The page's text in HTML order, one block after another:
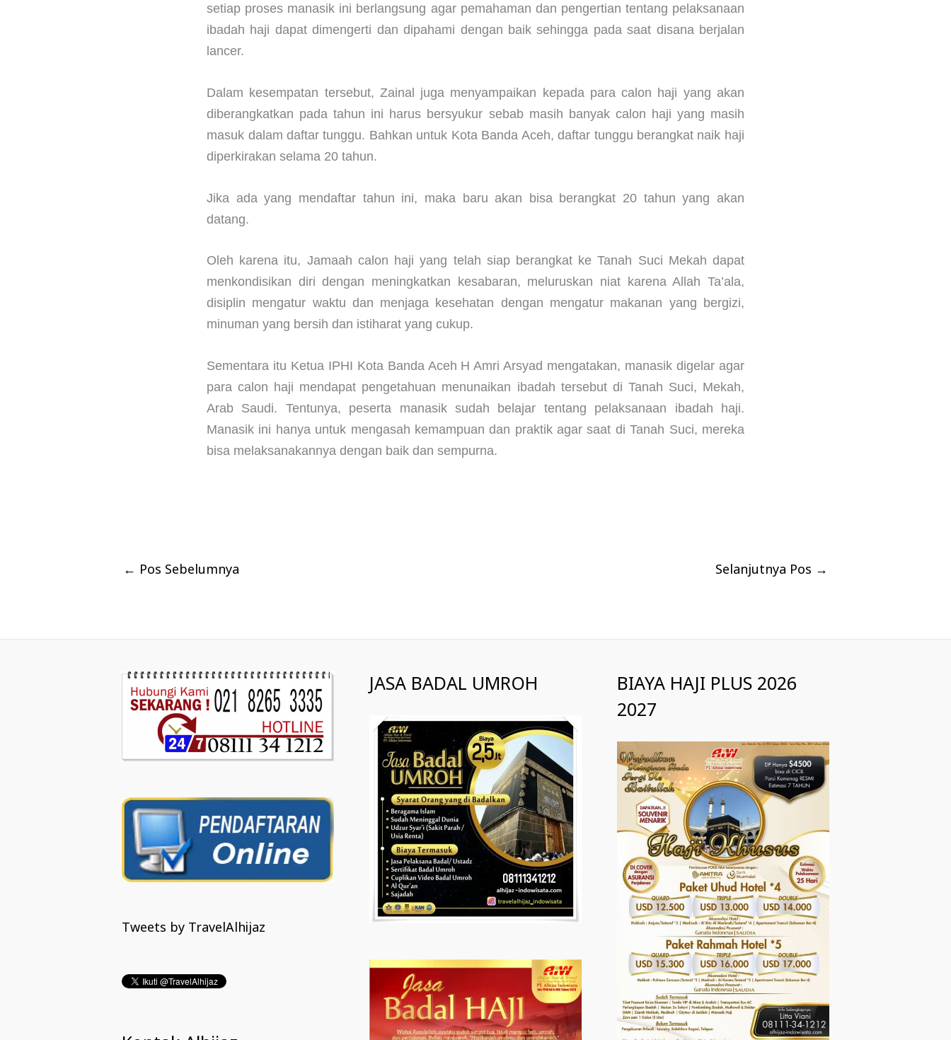
setiap proses manasik ini berlangsung agar pemahaman dan pengertian tentang pelaksanaan
ibadah haji dapat dimengerti dan dipahami dengan baik sehingga pada saat disana berjalan
lancer.
Dalam kesempatan tersebut, Zainal juga menyampaikan kepada para calon haji yang akan
diberangkatkan pada tahun ini harus bersyukur sebab masih banyak calon haji yang masih
masuk dalam daftar tunggu. Bahkan untuk Kota Banda Aceh, daftar tunggu berangkat naik haji
diperkirakan selama 20 tahun.
Jika ada yang mendaftar tahun ini, maka baru akan bisa berangkat 20 tahun yang akan
datang.
Oleh karena itu, Jamaah calon haji yang telah siap berangkat ke Tanah Suci Mekah dapat
menkondisikan diri dengan meningkatkan kesabaran, meluruskan niat karena Allah Ta’ala,
disiplin mengatur waktu dan menjaga kesehatan dengan mengatur makanan yang bergizi,
minuman yang bersih dan istiharat yang cukup.
Sementara itu Ketua IPHI Kota Banda Aceh H Amri Arsyad mengatakan, manasik digelar agar
para calon haji mendapat pengetahuan menunaikan ibadah tersebut di Tanah Suci, Mekah,
Arab Saudi. Tentunya, peserta manasik sudah belajar tentang pelaksanaan ibadah haji.
Manasik ini hanya untuk mengasah kemampuan dan praktik agar saat di Tanah Suci, mereka
bisa melaksanakannya dengan baik dan sempurna.
← Pos Sebelumnya Selanjutnya Pos →
Tweets by TravelAlhijaz
JASA BADAL UMROH
BIAYA HAJI PLUS 2026
2027